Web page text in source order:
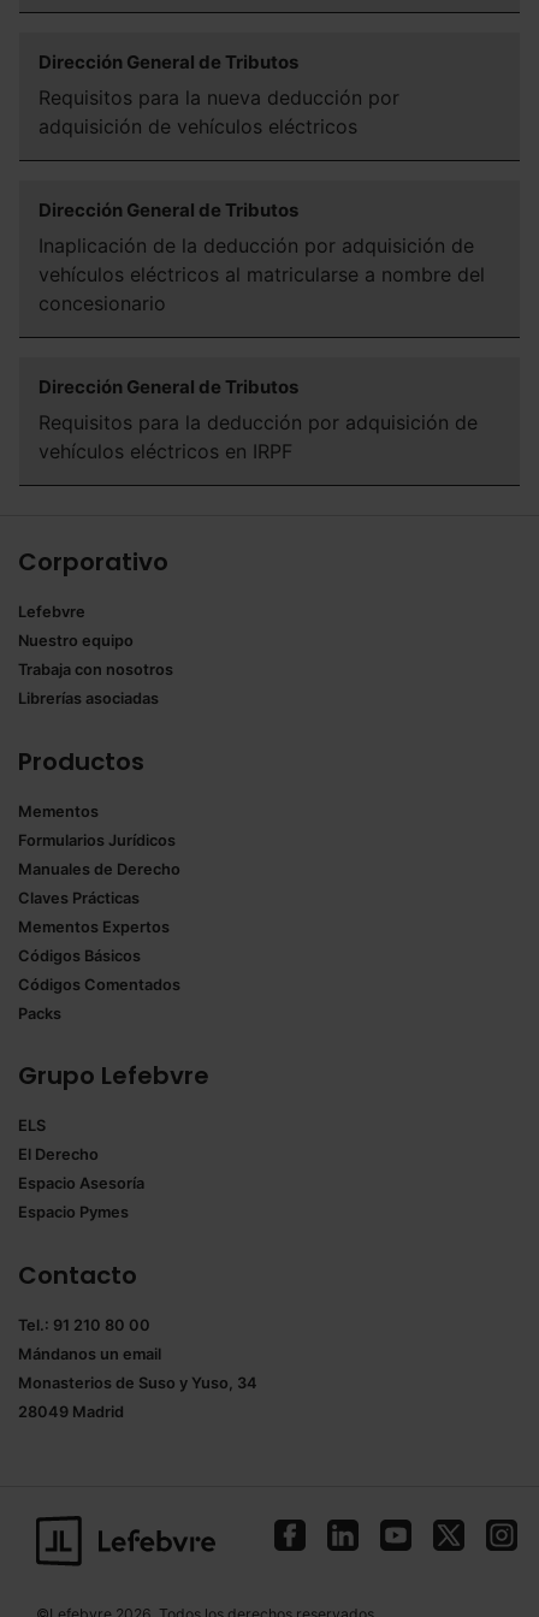
Dirección General de Tributos
Requisitos para la nueva deducción por
adquisición de vehículos eléctricos
Dirección General de Tributos
Inaplicación de la deducción por adquisición de
vehículos eléctricos al matricularse a nombre del
concesionario
Dirección General de Tributos
Requisitos para la deducción por adquisición de
vehículos eléctricos en IRPF
Corporativo
Lefebvre
Nuestro equipo
Trabaja con nosotros
Librerías asociadas
Productos
Mementos
Formularios Jurídicos
Manuales de Derecho
Claves Prácticas
Mementos Expertos
Códigos Básicos
Códigos Comentados
Packs
Grupo Lefebvre
ELS
El Derecho
Espacio Asesoría
Espacio Pymes
Contacto
Tel.: 91 210 80 00
Mándanos un email
Monasterios de Suso y Yuso, 34
28049 Madrid